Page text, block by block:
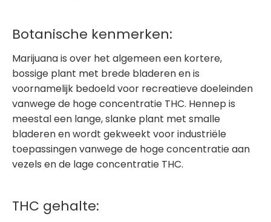
Botanische kenmerken:
Marijuana is over het algemeen een kortere,
bossige plant met brede bladeren en is
voornamelijk bedoeld voor recreatieve doeleinden
vanwege de hoge concentratie THC. Hennep is
meestal een lange, slanke plant met smalle
bladeren en wordt gekweekt voor industriële
toepassingen vanwege de hoge concentratie aan
vezels en de lage concentratie THC.
THC gehalte: